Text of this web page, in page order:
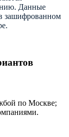
Данные
зашифрованном
по Москве;